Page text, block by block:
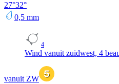
27°32°
0,5 mm
4
Wind vanuit zuidwest, 4
vanuit ZW